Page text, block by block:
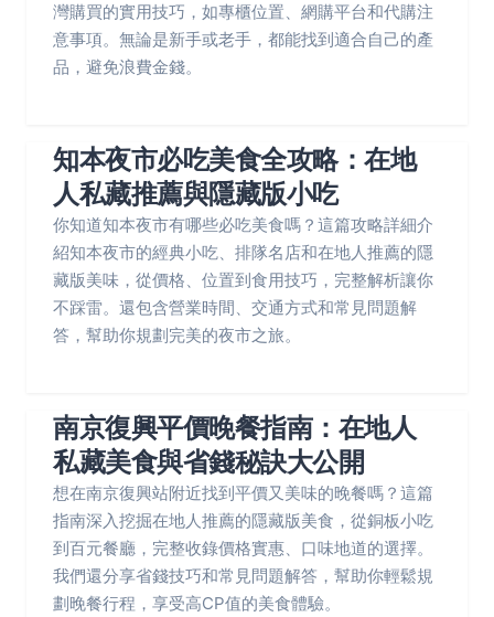
灣購買的實用技巧，如專櫃位置、網購平台和代購注
意事項。無論是新手或老手，都能找到適合自己的產
品，避免浪費金錢。
知本夜市必吃美食全攻略：在地
人私藏推薦與隱藏版小吃
你知道知本夜市有哪些必吃美食嗎？這篇攻略詳細介
紹知本夜市的經典小吃、排隊名店和在地人推薦的隱
藏版美味，從價格、位置到食用技巧，完整解析讓你
不踩雷。還包含營業時間、交通方式和常見問題解
答，幫助你規劃完美的夜市之旅。
南京復興平價晚餐指南：在地人
私藏美食與省錢秘訣大公開
想在南京復興站附近找到平價又美味的晚餐嗎？這篇
指南深入挖掘在地人推薦的隱藏版美食，從銅板小吃
到百元餐廳，完整收錄價格實惠、口味地道的選擇。
我們還分享省錢技巧和常見問題解答，幫助你輕鬆規
劃晚餐行程，享受高CP值的美食體驗。